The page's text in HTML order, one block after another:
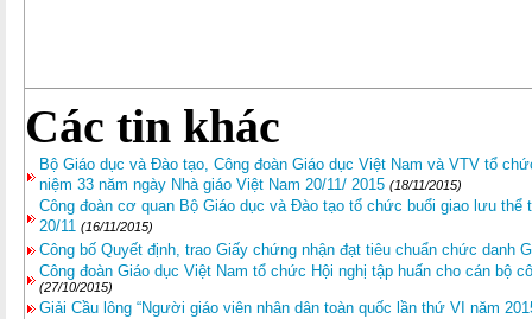
Các tin khác
Bộ Giáo dục và Đào tạo, Công đoàn Giáo dục Việt Nam và VTV tổ
niệm 33 năm ngày Nhà giáo Việt Nam 20/11/ 2015 (18/11/2015)
Công đoàn cơ quan Bộ Giáo dục và Đào tạo tổ chức buổi giao lưu thể
20/11 (16/11/2015)
Công bố Quyết định, trao Giấy chứng nhận đạt tiêu chuẩn chức danh
Công đoàn Giáo dục Việt Nam tổ chức Hội nghị tập huấn cho cán bộ
(27/10/2015)
Giải Cầu lông “Người giáo viên nhân dân toàn quốc lần thứ VI năm